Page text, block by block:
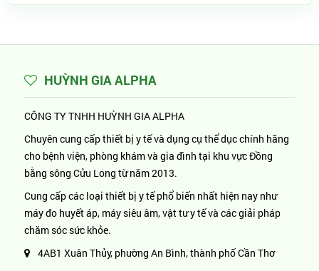
HUỲNH GIA ALPHA
CÔNG TY TNHH HUỲNH GIA ALPHA
Chuyên cung cấp thiết bị y tế và dụng cụ thể dục chính hãng
cho bệnh viện, phòng khám và gia đình tại khu vực Đồng
bằng sông Cửu Long từ năm 2013.
Cung cấp các loại thiết bị y tế phổ biến nhất hiện nay như
máy đo huyết áp, máy siêu âm, vật tư y tế và các giải pháp
chăm sóc sức khỏe.
4AB1 Xuân Thủy, phường An Bình, thành phố Cần Thơ